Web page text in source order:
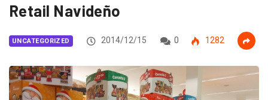
Retail Navideño
UNCATEGORIZED 2014/12/15 0 1282